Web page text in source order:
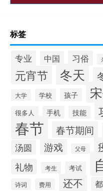
标签
专业 中国 习俗
元宵节 冬天
大学 学校 孩子
很多人 手机 技能
春节 春节期间
汤圆 游戏 父母
礼物 考生 考试
诗词 费用 还不